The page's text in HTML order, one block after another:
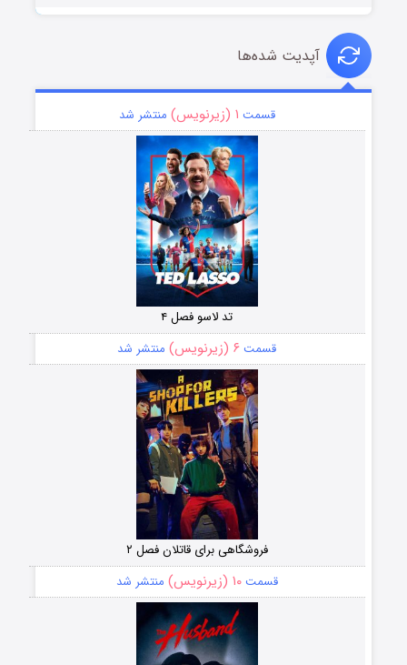
آپدیت شده‌ها
قسمت ۱ (زیرنویس) منتشر شد
تد لاسو فصل ۴
قسمت ۶ (زیرنویس) منتشر شد
فروشگاهی برای قاتلان فصل ۲
قسمت۱۰ (زیرنویس) منتشر شد